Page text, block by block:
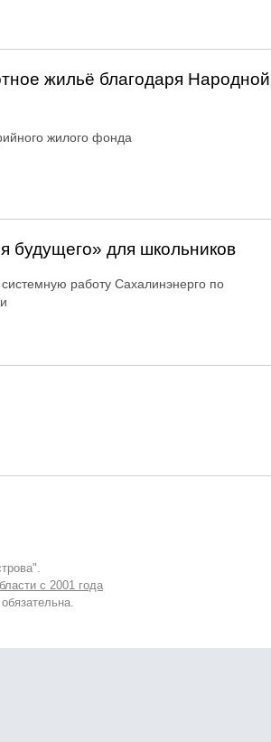
жильё благодаря Народной
жилого фонда
будущего» для школьников
работу Сахалинэнерго по
с 2001 года